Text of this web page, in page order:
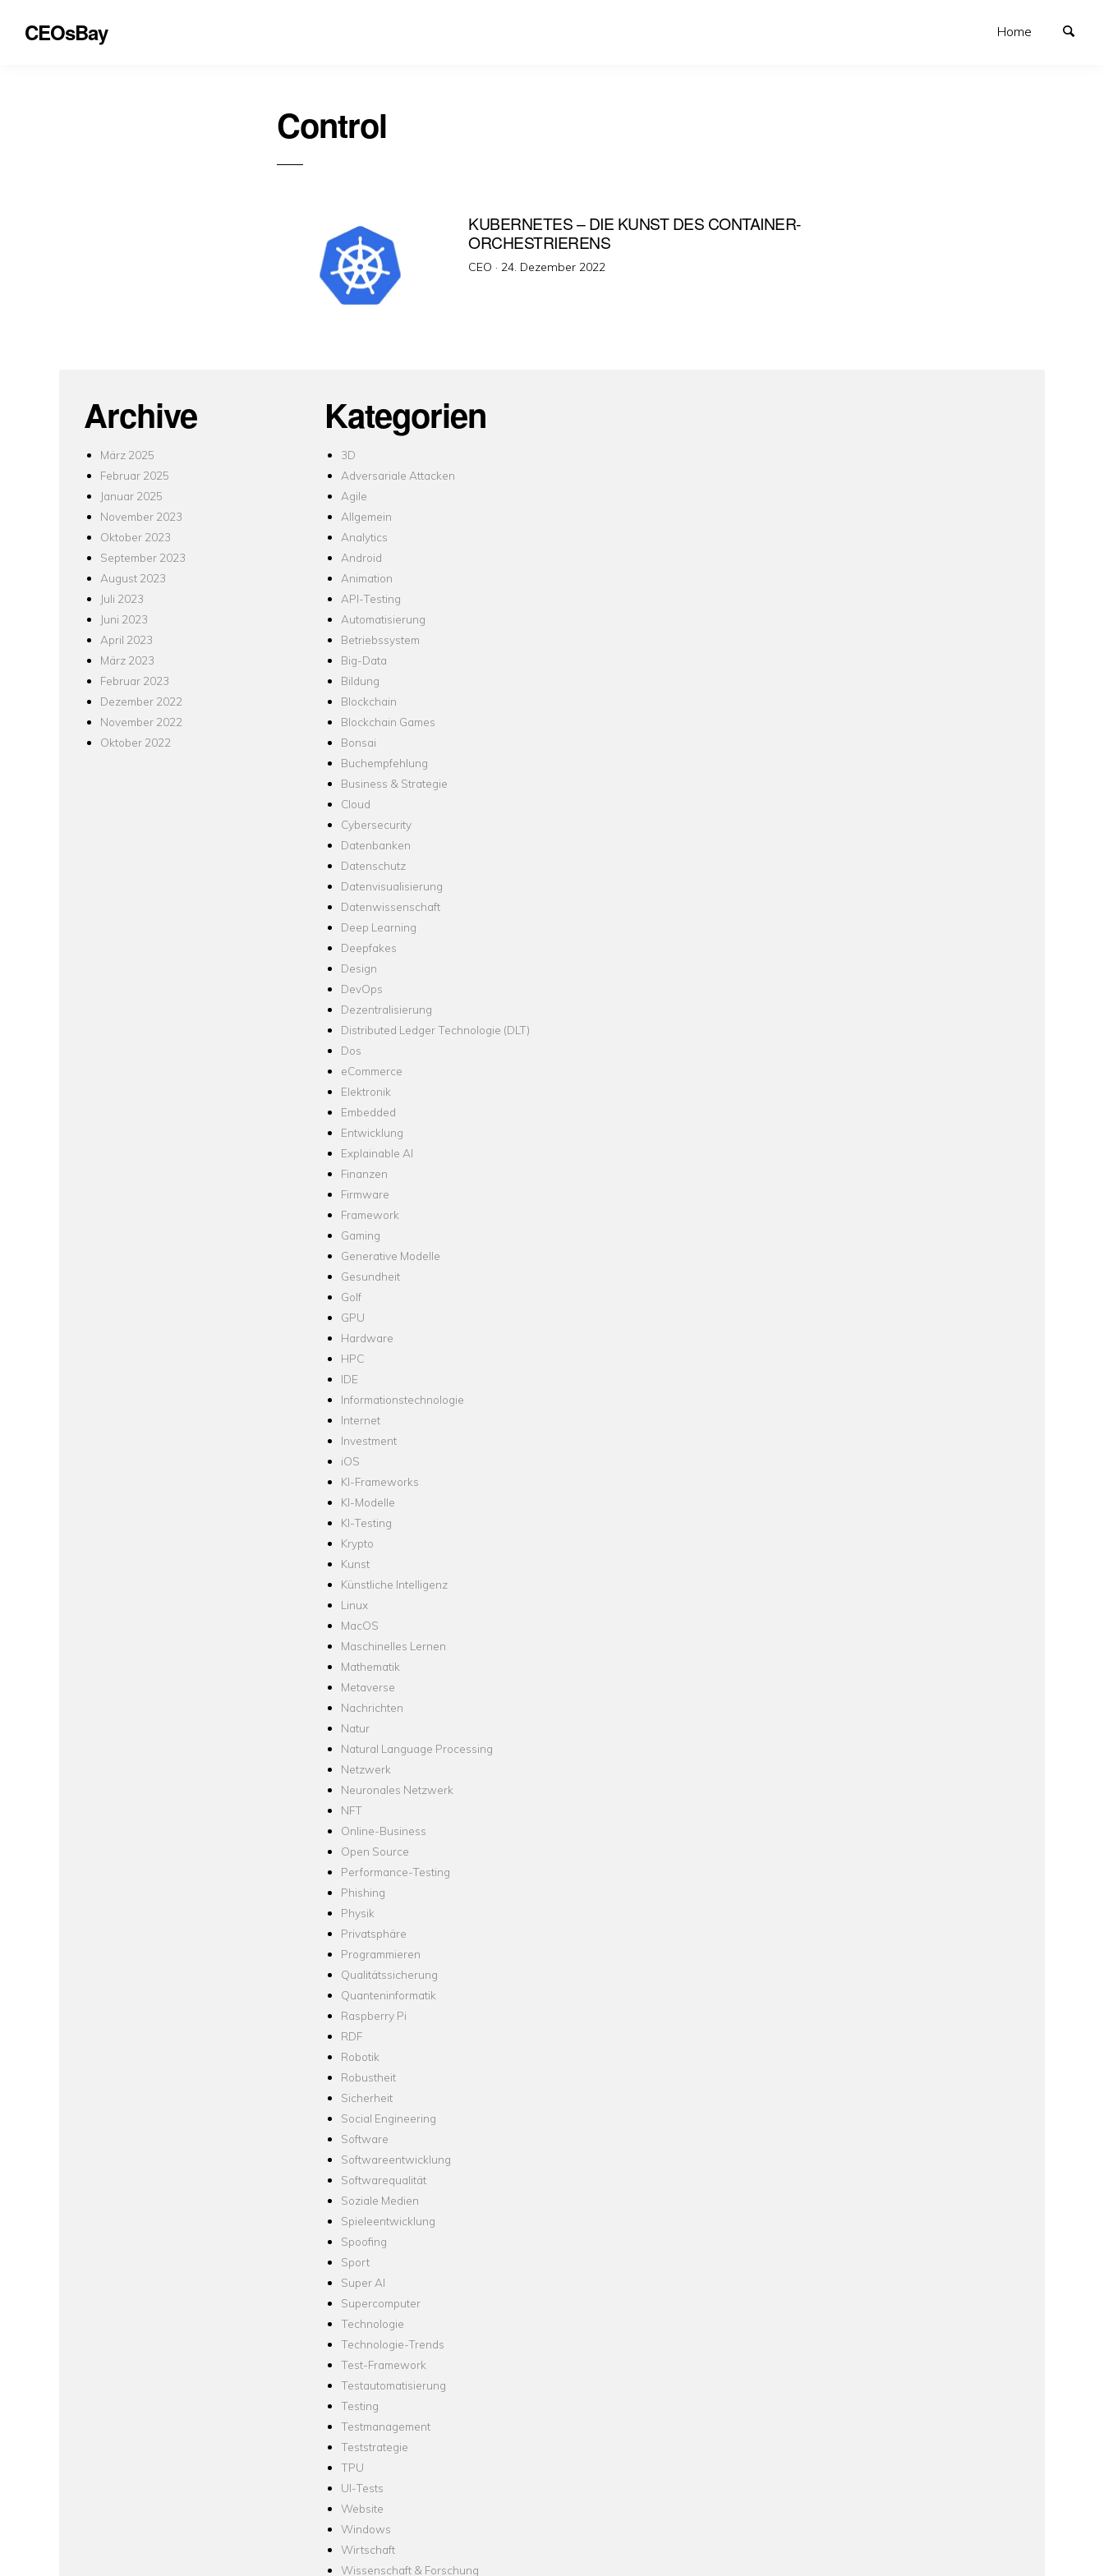
CEOsBay Home
Control
KUBERNETES – DIE KUNST DES CONTAINER-
ORCHESTRIERENS
CEO · Veröffentlicht
24. Dezember 2022
Archive
März 2025
Februar 2025
Januar 2025
November 2023
Oktober 2023
September 2023
August 2023
Juli 2023
Juni 2023
April 2023
März 2023
Februar 2023
Dezember 2022
November 2022
Oktober 2022
Kategorien
3D
Adversariale Attacken
Agile
Allgemein
Analytics
Android
Animation
API-Testing
Automatisierung
Betriebssystem
Big-Data
Bildung
Blockchain
Blockchain Games
Bonsai
Buchempfehlung
Business & Strategie
Cloud
Cybersecurity
Datenbanken
Datenschutz
Datenvisualisierung
Datenwissenschaft
Deep Learning
Deepfakes
Design
DevOps
Dezentralisierung
Distributed Ledger Technologie (DLT)
Dos
eCommerce
Elektronik
Embedded
Entwicklung
Explainable AI
Finanzen
Firmware
Framework
Gaming
Generative Modelle
Gesundheit
Golf
GPU
Hardware
HPC
IDE
Informationstechnologie
Internet
Investment
iOS
KI-Frameworks
KI-Modelle
KI-Testing
Krypto
Kunst
Künstliche Intelligenz
Linux
MacOS
Maschinelles Lernen
Mathematik
Metaverse
Nachrichten
Natur
Natural Language Processing
Netzwerk
Neuronales Netzwerk
NFT
Online-Business
Open Source
Performance-Testing
Phishing
Physik
Privatsphäre
Programmieren
Qualitätssicherung
Quanteninformatik
Raspberry Pi
RDF
Robotik
Robustheit
Sicherheit
Social Engineering
Software
Softwareentwicklung
Softwarequalität
Soziale Medien
Spieleentwicklung
Spoofing
Sport
Super AI
Supercomputer
Technologie
Technologie-Trends
Test-Framework
Testautomatisierung
Testing
Testmanagement
Teststrategie
TPU
UI-Tests
Website
Windows
Wirtschaft
Wissenschaft & Forschung